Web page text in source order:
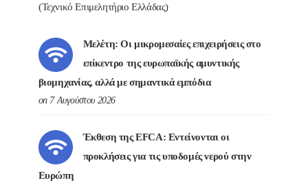
(Τεχνικό Επιμελητήριο Ελλάδας)
Μελέτη: Οι μικρομεσαίες επιχειρήσεις στο
επίκεντρο της ευρωπαϊκής αμυντικής
βιομηχανίας, αλλά με σημαντικά εμπόδια
on 7 Αυγούστου 2026
Έκθεση της EFCA: Εντείνονται οι
προκλήσεις για τις υποδομές νερού στην
Ευρώπη